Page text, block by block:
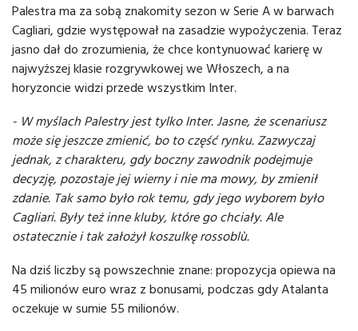
Palestra ma za sobą znakomity sezon w Serie A w barwach
Cagliari, gdzie występował na zasadzie wypożyczenia. Teraz
jasno dał do zrozumienia, że chce kontynuować karierę w
najwyższej klasie rozgrywkowej we Włoszech, a na
horyzoncie widzi przede wszystkim Inter.
- W myślach Palestry jest tylko Inter. Jasne, że scenariusz
może się jeszcze zmienić, bo to część rynku. Zazwyczaj
jednak, z charakteru, gdy boczny zawodnik podejmuje
decyzję, pozostaje jej wierny i nie ma mowy, by zmienił
zdanie. Tak samo było rok temu, gdy jego wyborem było
Cagliari. Były też inne kluby, które go chciały. Ale
ostatecznie i tak założył koszulkę rossoblù.
Na dziś liczby są powszechnie znane: propozycja opiewa na
45 milionów euro wraz z bonusami, podczas gdy Atalanta
oczekuje w sumie 55 milionów.